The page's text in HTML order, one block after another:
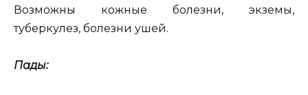
Возможны кожные болезни, экземы,
туберкулез, болезни ушей.
Пады: